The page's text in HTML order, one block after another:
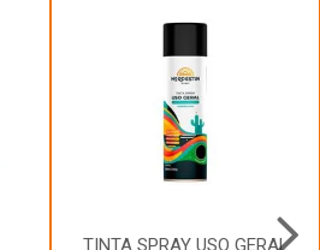
TINTA SPRAY USO GERAL